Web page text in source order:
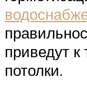
приведут к
потолки.